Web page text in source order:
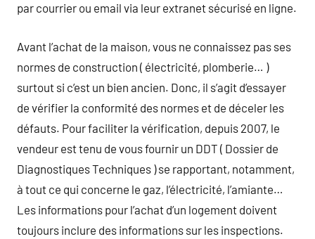
par courrier ou email via leur extranet sécurisé en ligne.
Avant l’achat de la maison, vous ne connaissez pas ses
normes de construction ( électricité, plomberie… )
surtout si c’est un bien ancien. Donc, il s’agit d’essayer
de vérifier la conformité des normes et de déceler les
défauts. Pour faciliter la vérification, depuis 2007, le
vendeur est tenu de vous fournir un DDT ( Dossier de
Diagnostiques Techniques ) se rapportant, notamment,
à tout ce qui concerne le gaz, l’électricité, l’amiante…
Les informations pour l’achat d’un logement doivent
toujours inclure des informations sur les inspections.